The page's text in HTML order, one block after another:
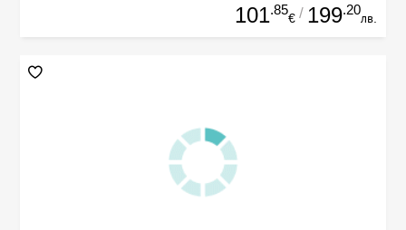
101.85
€ / 199.20
лв.